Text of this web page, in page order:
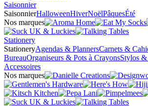
Saisonnier
SaisonnierHalloweenHiverNoëlPâquesÉté
Nos marques
Stationery
StationeryAgendas & PlannersCarnets &
BureauOrganiseurs & Pots à CrayonsStylos
Accessoires
Nos marques